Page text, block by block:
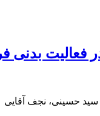
بدنی
حسینی، نجف آقایی